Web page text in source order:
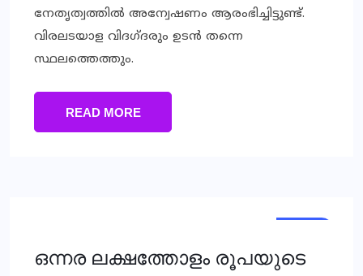
നേതൃത്വത്തില്‍ അന്വേഷണം ആരംഭിച്ചിട്ടുണ്ട്.
വിരലടയാള വിദഗ്ദരും ഉടന്‍ തന്നെ
സ്ഥലത്തെത്തും.
READ MORE
ഒന്നര ലക്ഷത്തോളം രൂപയുടെ